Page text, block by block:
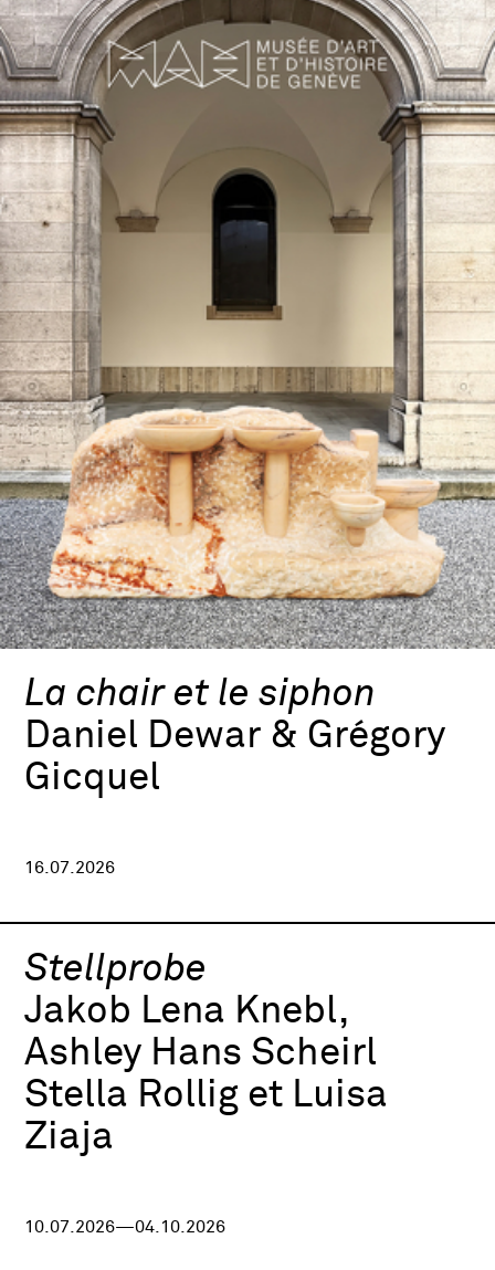
La chair et le siphon
Daniel Dewar & Grégory
Gicquel
16.07.2026
Stellprobe
Jakob Lena Knebl,
Ashley Hans Scheirl
Stella Rollig et Luisa
Ziaja
10.07.2026—04.10.2026